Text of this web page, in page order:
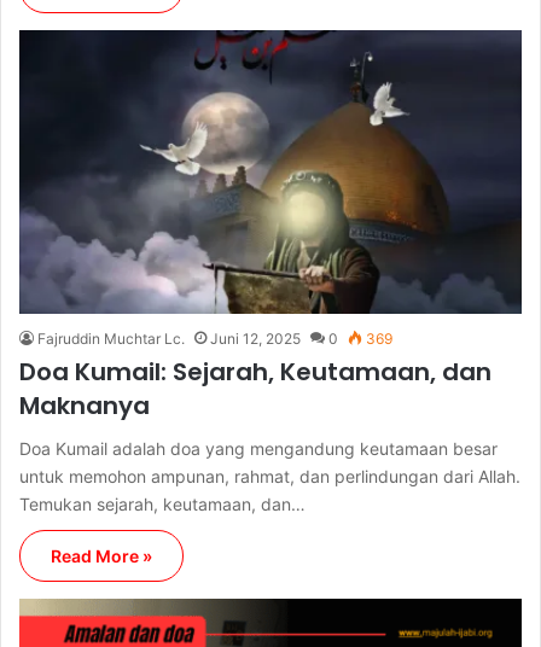
Fajruddin Muchtar Lc. Juni 12, 2025 0 369
Doa Kumail: Sejarah, Keutamaan, dan
Maknanya
Doa Kumail adalah doa yang mengandung keutamaan besar
untuk memohon ampunan, rahmat, dan perlindungan dari Allah.
Temukan sejarah, keutamaan, dan…
Read More »